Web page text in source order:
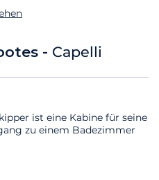
- Capelli
ist eine Kabine für seine
zu einem Badezimmer